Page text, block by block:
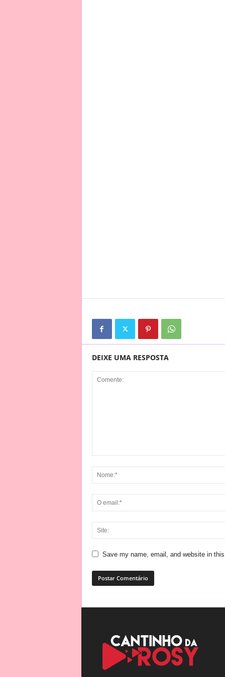
DEIXE UMA RESPOSTA
Save my name, email, and website in